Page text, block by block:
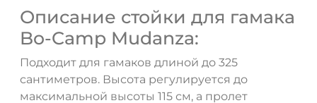
Описание стойки для гамака
Bo-Camp Mudanza:
Подходит для гамаков длиной до 325
сантиметров. Высота регулируется до
максимальной высоты 115 см, а пролет